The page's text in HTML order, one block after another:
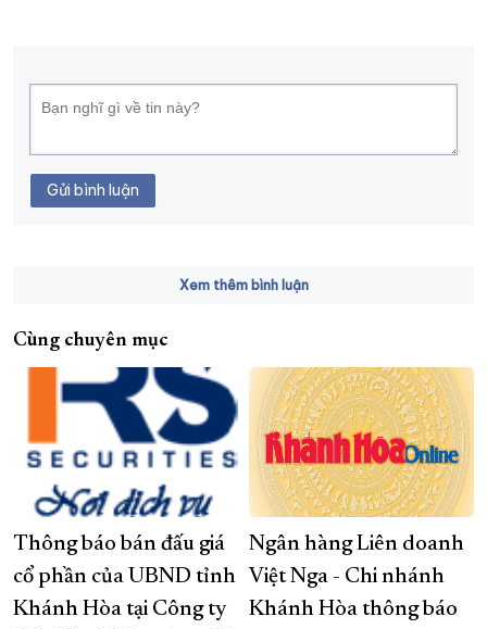
Gửi bình luận
Xem thêm bình luận
Cùng chuyên mục
Thông báo bán đấu giá
cổ phần của UBND tỉnh
Khánh Hòa tại Công ty
Ngân hàng Liên doanh
Việt Nga - Chi nhánh
Khánh Hòa thông báo